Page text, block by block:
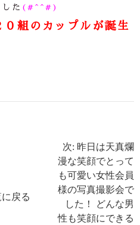
た (#^^#)
０組のカップルが誕生
戻る
次: 昨日は天真爛
漫な笑顔でとって
も可愛い女性会員
様の写真撮影会で
した！ どんな男
性も笑顔にできる